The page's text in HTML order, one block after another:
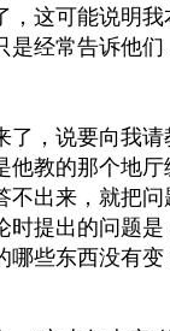
，这可能说明
是经常告诉他
了，说要向我
他教的那个地
不出来，就把
时提出的问题
哪些东西没有变